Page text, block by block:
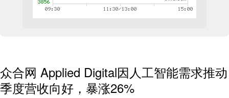
众合网 Applied Digital因人工智能需求推动
季度营收向好，暴涨26%